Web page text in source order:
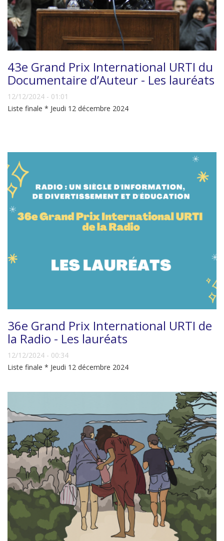
43e Grand Prix International URTI du
Documentaire d’Auteur - Les lauréats
12/12/2024 - 01:01
Liste finale * Jeudi 12 décembre 2024
36e Grand Prix International URTI de
la Radio - Les lauréats
12/12/2024 - 00:34
Liste finale * Jeudi 12 décembre 2024